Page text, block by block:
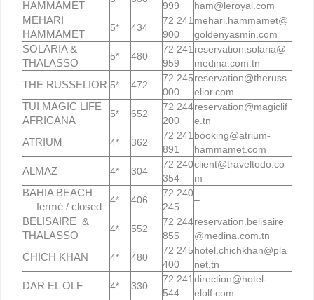
HAMMAMET
999
ham@leroyal.com
MEHARI
HAMMAMET
5* 434
72 241
900
mehari.hammamet@
goldenyasmin.com
SOLARIA &
THALASSO
5* 480
72 241
959
reservation.solaria@
medina.com.tn
THE RUSSELIOR 5* 472
72 245
000
reservation@theruss
elior.com
TUI MAGIC LIFE
AFRICANA
5* 652
72 244
200
reservation@magiclif
e.tn
ATRIUM 4* 362
72 241
891
booking@atrium-
hammamet.com
ALMAZ 4* 304
72 240
354
client@traveltodo.co
m
BAHIA BEACH
fermé / closed
4* 406
72 240
245
–
BELISAIRE &
THALASSO
4* 552
72 244
855
reservation.belisaire
@medina.com.tn
CHICH KHAN 4* 480
72 245
400
hotel.chichkhan@pla
net.tn
DAR EL OLF 4* 330
72 241
544
direction@hotel-
elolf.com